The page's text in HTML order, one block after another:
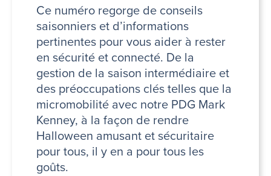
Ce numéro regorge de conseils
saisonniers et d’informations
pertinentes pour vous aider à rester
en sécurité et connecté. De la
gestion de la saison intermédiaire et
des préoccupations clés telles que la
micromobilité avec notre PDG Mark
Kenney, à la façon de rendre
Halloween amusant et sécuritaire
pour tous, il y en a pour tous les
goûts.